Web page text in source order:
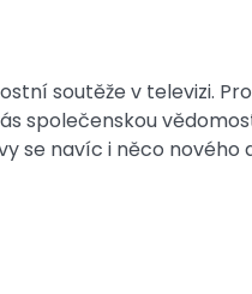
soutěže v televizi.
společenskou
se navíc i něco nového